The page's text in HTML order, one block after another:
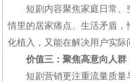
短剧内容聚焦家庭日常
情里的居家痛点、生活矛盾
化植入，又能在解决用户实
价值三：聚焦高意向人
短剧营销更注重流量质